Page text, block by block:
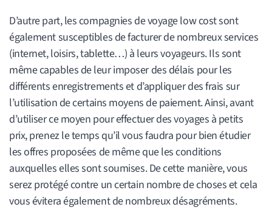
D’autre part, les compagnies de voyage low cost sont
également susceptibles de facturer de nombreux services
(internet, loisirs, tablette…) à leurs voyageurs. Ils sont
même capables de leur imposer des délais pour les
différents enregistrements et d’appliquer des frais sur
l’utilisation de certains moyens de paiement. Ainsi, avant
d’utiliser ce moyen pour effectuer des voyages à petits
prix, prenez le temps qu’il vous faudra pour bien étudier
les offres proposées de même que les conditions
auxquelles elles sont soumises. De cette manière, vous
serez protégé contre un certain nombre de choses et cela
vous évitera également de nombreux désagréments.